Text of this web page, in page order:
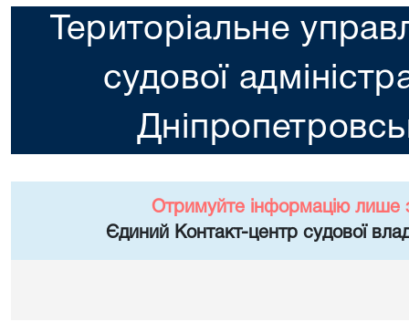
Територіальне
судової
Отримуйте інформацію лише
Єдиний Контакт-центр судової